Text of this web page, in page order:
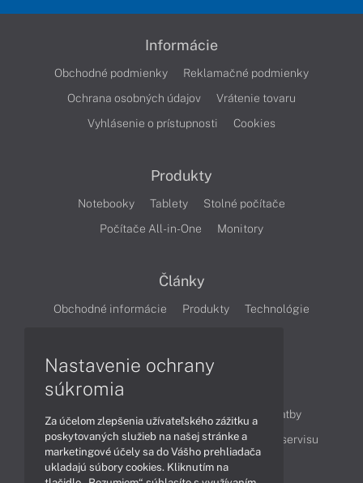
Informácie
Obchodné podmienky
Reklamačné podmienky
Ochrana osobných údajov
Vrátenie tovaru
Vyhlásenie o prístupnosti
Cookies
Produkty
Notebooky Tablety
Stolné počítače
Počítače All-in-One
Monitory
Články
Obchodné informácie Produkty
Technológie
Ako nakupovať
Možnosti doručenia a platby
Podpora a servis
Servisné služby Cenník servisu
Nastavenie ochrany
súkromia
Za účelom zlepšenia užívateľského zážitku a
poskytovaných služieb na našej stránke a
marketingové účely sa do Vášho prehliadača
ukladajú súbory cookies. Kliknutím na